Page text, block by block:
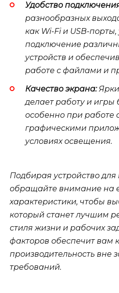
Удобство
разнообразных
как Wi-Fi и USB-
подключение
устройств и
работе с файлами и
Качество экрана:
делает работу и
особенно при работе
графическими
условиях освещения.
Подбирая устройство для
обращайте внимание на
характеристики, чтобы
который станет лучшим
стиля жизни и рабочих
факторов обеспечит вам
производительность вне
требований.